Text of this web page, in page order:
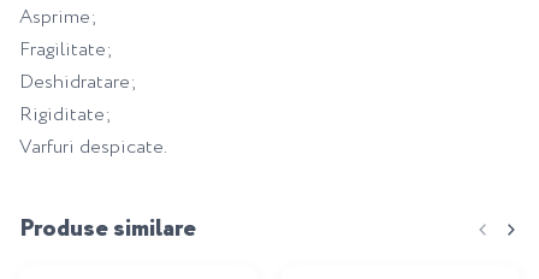
Asprime;
Fragilitate;
Deshidratare;
Rigiditate;
Varfuri despicate.
Produse similare